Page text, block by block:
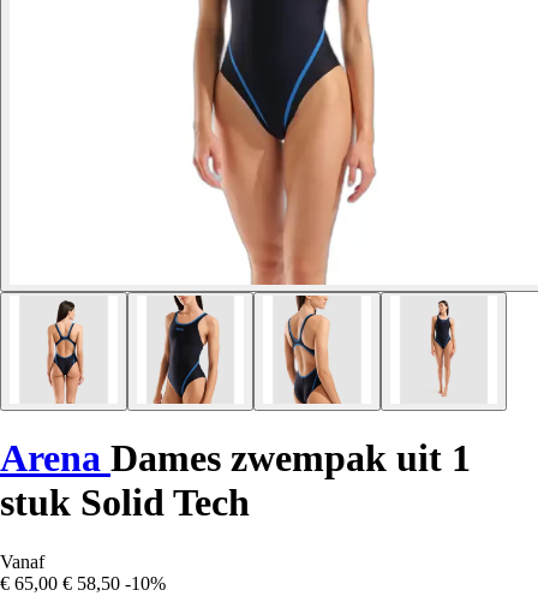
Arena Dames zwempak uit 1
stuk Solid Tech
Vanaf
€ 65,00 € 58,50 -10%